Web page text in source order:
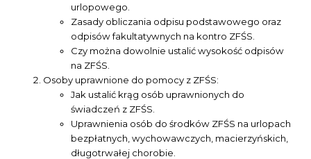
urlopowego.
Zasady obliczania odpisu podstawowego oraz
odpisów fakultatywnych na kontro ZFŚS.
Czy można dowolnie ustalić wysokość odpisów
na ZFŚS.
Osoby uprawnione do pomocy z ZFŚS:
Jak ustalić krąg osób uprawnionych do
świadczeń z ZFŚS.
Uprawnienia osób do środków ZFŚS na urlopach
bezpłatnych, wychowawczych, macierzyńskich,
długotrwałej chorobie.